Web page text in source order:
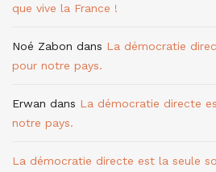
que vive la France !
Noé Zabon dans La démocratie
pour notre pays.
Erwan dans La démocratie directe
notre pays.
La démocratie directe est la seule